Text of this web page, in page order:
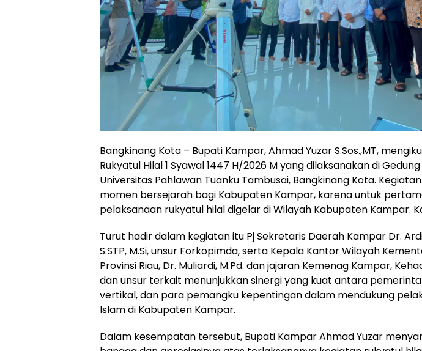
Bangkinang Kota – Bupati Kampar, Ahmad Yuzar S.Sos.,MT,
Rukyatul Hilal 1 Syawal 1447 H/2026 M yang dilaksanakan di
Universitas Pahlawan Tuanku Tambusai, Bangkinang Kota.
momen bersejarah bagi Kabupaten Kampar, karena untuk
pelaksanaan rukyatul hilal digelar di Wilayah Kabupaten Kampar.
Turut hadir dalam kegiatan itu Pj Sekretaris Daerah Kampar Dr.
S.STP, M.Si, unsur Forkopimda, serta Kepala Kantor Wilayah
Provinsi Riau, Dr. Muliardi, M.Pd. dan jajaran Kemenag Kampar,
dan unsur terkait menunjukkan sinergi yang kuat antara
vertikal, dan para pemangku kepentingan dalam mendukung
Islam di Kabupaten Kampar.
Dalam kesempatan tersebut, Bupati Kampar Ahmad Yuzar